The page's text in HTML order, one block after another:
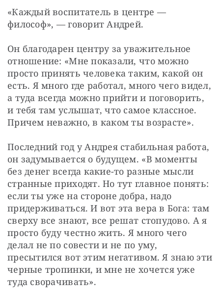
«Каждый воспитатель в центре —
философ», — говорит Андрей.
Он благодарен центру за уважительное
отношение: «Мне показали, что можно
просто принять человека таким, какой он
есть. Я много где работал, много чего видел,
а туда всегда можно прийти и поговорить,
и тебя там услышат, что самое классное.
Причем неважно, в каком ты возрасте».
Последний год у Андрея стабильная работа,
он задумывается о будущем. «В моменты
без денег всегда какие-то разные мысли
странные приходят. Но тут главное понять:
если ты уже на стороне добра, надо
придерживаться. И вот эта вера в Бога: там
сверху все знают, все решат стопудово. А я
просто буду честно жить. Я много чего
делал не по совести и не по уму,
пресытился вот этим негативом. Я знаю эти
черные тропинки, и мне не хочется уже
туда сворачивать».